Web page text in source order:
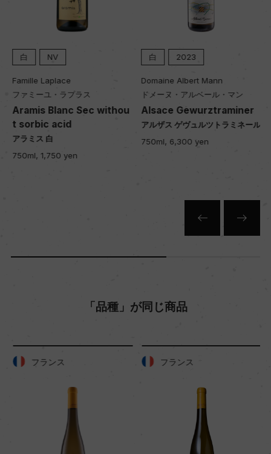
グラン・クリュ
入数
12
色
白
白 NV
Famille Laplace
ファミーユ・ラプラス
Aramis Blanc Sec withou
t sorbic acid
アラミス 白
750ml, 1,750 yen
白 2023
Domaine Albert Mann
ドメーヌ・アルベール・マン
Alsace Gewurztraminer
アルザス ゲヴュルツトラミネール
750ml, 6,300 yen
「品種」が同じ商品
フランス フランス